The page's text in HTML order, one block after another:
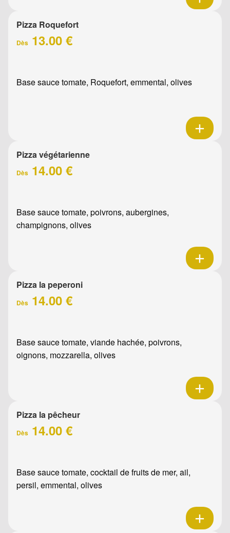
Pizza Roquefort
Dès 13.00 €
Base sauce tomate, Roquefort, emmental, olives
Pizza végétarienne
Dès 14.00 €
Base sauce tomate, poivrons, aubergines,
champignons, olives
Pizza la peperoni
Dès 14.00 €
Base sauce tomate, viande hachée, poivrons,
oignons, mozzarella, olives
Pizza la pêcheur
Dès 14.00 €
Base sauce tomate, cocktail de fruits de mer, ail,
persil, emmental, olives